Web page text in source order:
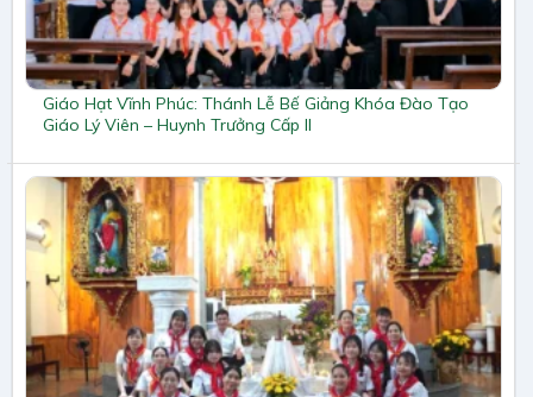
Giáo Hạt Vĩnh Phúc: Thánh Lễ Bế Giảng Khóa Đào Tạo
Giáo Lý Viên – Huynh Trưởng Cấp II